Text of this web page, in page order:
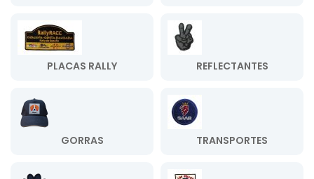
PLACAS RALLY REFLECTANTES
GORRAS TRANSPORTES